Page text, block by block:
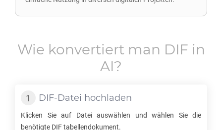
Wie konvertiert man DIF in
AI?
DIF-Datei hochladen
Klicken Sie auf Datei auswählen und wählen Sie die
benötigte DIFtabellendokument.